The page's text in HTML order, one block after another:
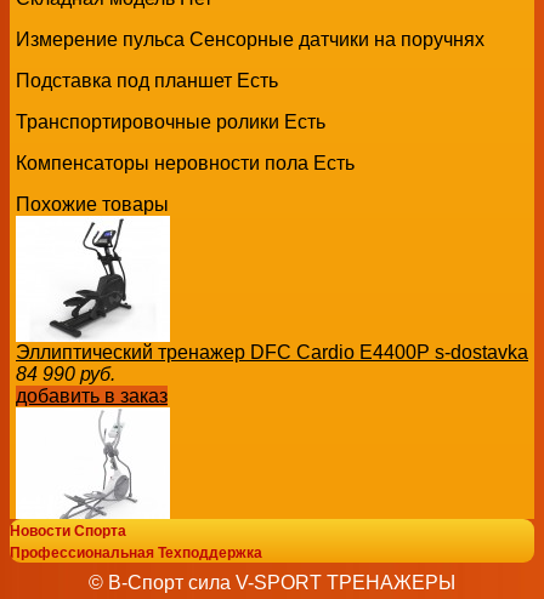
Измерение пульса Сенсорные датчики на поручнях
Подставка под планшет Есть
Транспортировочные ролики Есть
Компенсаторы неровности пола Есть
Похожие товары
Эллиптический тренажер DFC Cardio E4400P s-dostavka
84 990 руб.
добавить в заказ
Эллиптический тренажёр DFC Westinghouse, магнитный,
WH vasil
руб.
Новости Спорта
Профессиональная Техподдержка
© В-Спорт сила V-SPORT ТРЕНАЖЕРЫ